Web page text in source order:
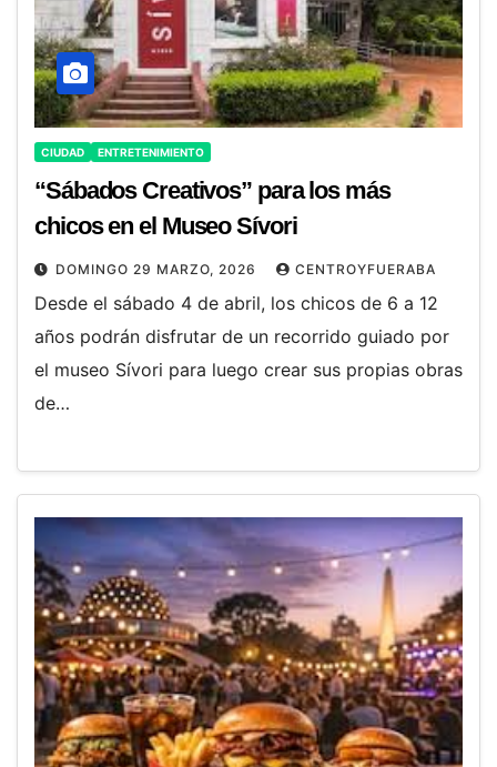
CIUDAD ENTRETENIMIENTO
“Sábados Creativos” para los más
chicos en el Museo Sívori
DOMINGO 29 MARZO, 2026 CENTROYFUERABA
Desde el sábado 4 de abril, los chicos de 6 a 12
años podrán disfrutar de un recorrido guiado por
el museo Sívori para luego crear sus propias obras
de…